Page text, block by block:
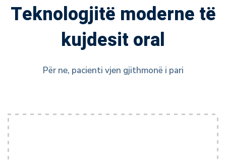
Teknologjitë moderne të
kujdesit oral
Për ne, pacienti vjen gjithmonë i pari